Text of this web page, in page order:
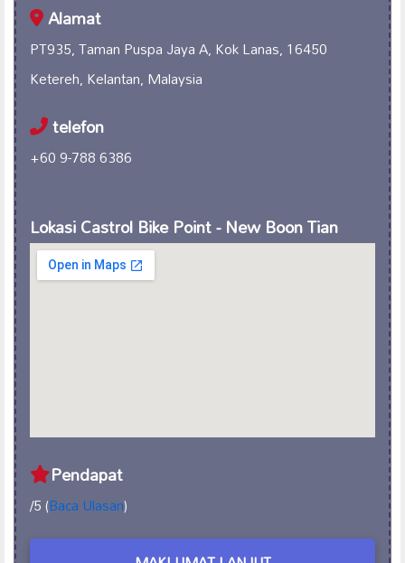
Alamat
PT935, Taman Puspa Jaya A, Kok Lanas, 16450
Ketereh, Kelantan, Malaysia
telefon
+60 9-788 6386
Lokasi Castrol Bike Point - New Boon Tian
Pendapat
/5 (Baca Ulasan)